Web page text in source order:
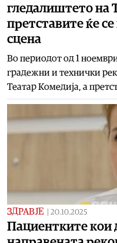
гледалиштето на
претставите ќе
сцена
Во периодот од 1
градежни и технички
Театар Комедија, а
ЗДРАВЈЕ 20.10.2025
Пациентките кои